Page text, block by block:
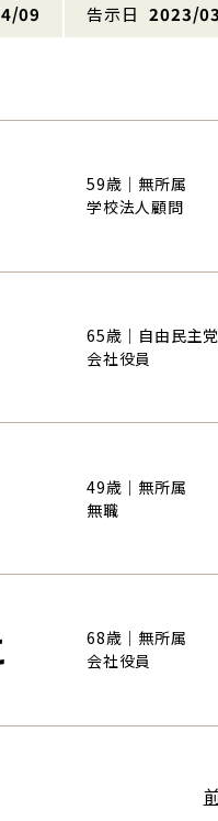
09 告示日 2023/
59歳｜無所属
学校法人顧問
65歳｜自由民主党
会社役員
49歳｜無所属
無職
68歳｜無所属
会社役員